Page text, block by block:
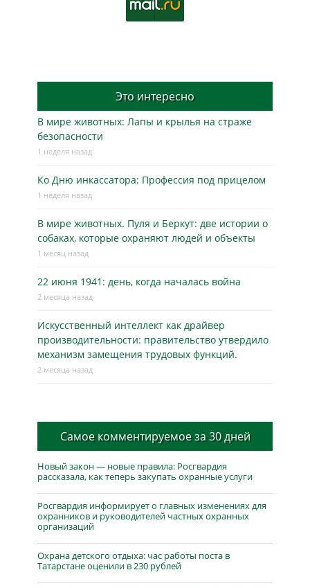
Это интересно
В мире животных: Лапы и крылья на страже
безопасности
1 неделя назад
Ко Дню инкассатора: Профессия под прицелом
1 неделя назад
В мире животных. Пуля и Беркут: две истории о
собаках, которые охраняют людей и объекты
1 месяц назад
22 июня 1941: день, когда началась война
2 месяца назад
Искусственный интеллект как драйвер
производительности: правительство утвердило
механизм замещения трудовых функций.
2 месяца назад
Самое комментируемое за 30 дней
Новый закон — новые правила: Росгвардия
рассказала, как теперь закупать охранные услуги
Росгвардия информирует о главных изменениях для
охранников и руководителей частных охранных
организаций
Охрана детского отдыха: час работы поста в
Татарстане оценили в 230 рублей